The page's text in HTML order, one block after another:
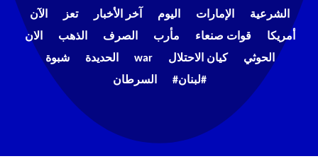
الشرعية
الإمارات اليوم آخر الأخبار تعز
الآن
أمريكا
قوات صنعاء مأرب الصرف الذهب
الان
الحوثي
كيان الاحتلال war الحديدة
شبوة
#لبنان#
السرطان